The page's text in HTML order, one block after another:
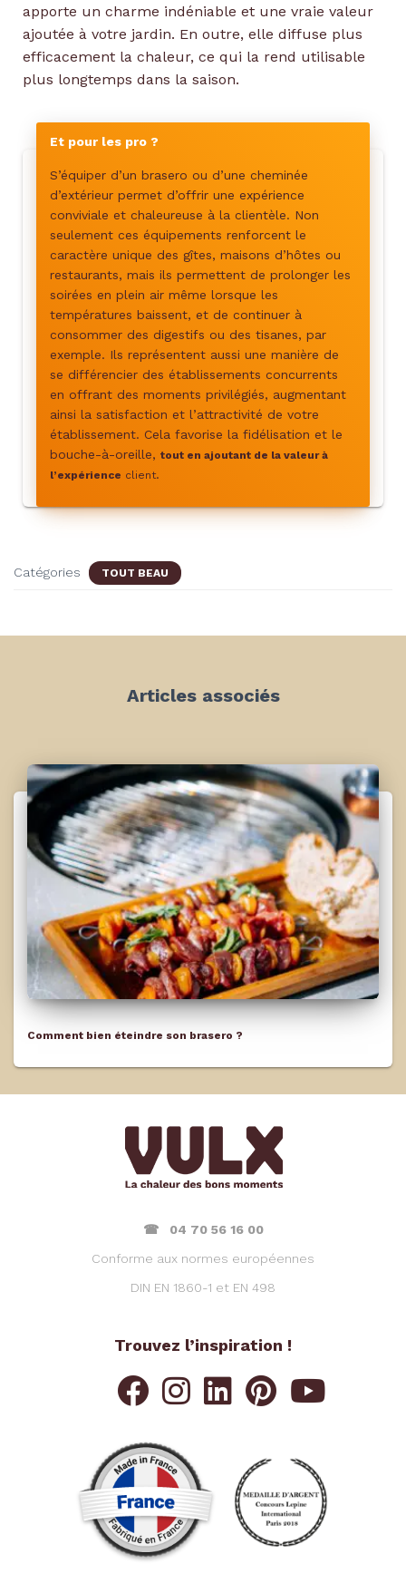
apporte un charme indéniable et une vraie valeur
ajoutée à votre jardin. En outre, elle diffuse plus
efficacement la chaleur, ce qui la rend utilisable
plus longtemps dans la saison.
Et pour les pro ?
S’équiper d’un brasero ou d’une cheminée
d’extérieur permet d’offrir une expérience
conviviale et chaleureuse à la clientèle. Non
seulement ces équipements renforcent le
caractère unique des gîtes, maisons d’hôtes ou
restaurants, mais ils permettent de prolonger les
soirées en plein air même lorsque les
températures baissent, et de continuer à
consommer des digestifs ou des tisanes, par
exemple. Ils représentent aussi une manière de
se différencier des établissements concurrents
en offrant des moments privilégiés, augmentant
ainsi la satisfaction et l’attractivité de votre
établissement. Cela favorise la fidélisation et le
bouche-à-oreille, tout en ajoutant de la valeur à
l’expérience client.
Catégories TOUT BEAU
Articles associés
Comment bien éteindre son brasero ?
☎ 04 70 56 16 00
Conforme aux normes européennes
DIN EN 1860-1 et EN 498
Trouvez l’inspiration !